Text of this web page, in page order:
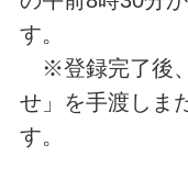
す。
※登録完了後
せ」を手渡しま
す。